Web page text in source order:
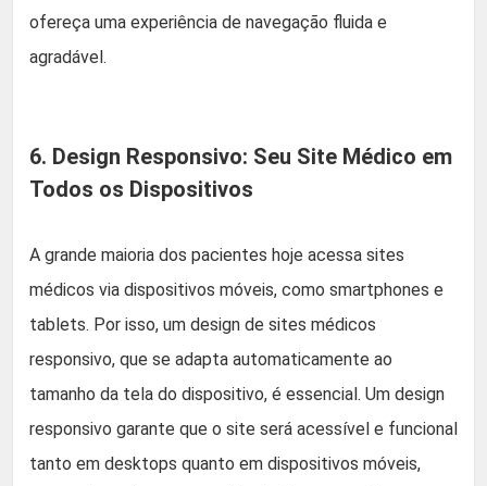
ofereça uma experiência de navegação fluida e
agradável.
6. Design Responsivo: Seu Site Médico em
Todos os Dispositivos
A grande maioria dos pacientes hoje acessa sites
médicos via dispositivos móveis, como smartphones e
tablets. Por isso, um design de sites médicos
responsivo, que se adapta automaticamente ao
tamanho da tela do dispositivo, é essencial. Um design
responsivo garante que o site será acessível e funcional
tanto em desktops quanto em dispositivos móveis,